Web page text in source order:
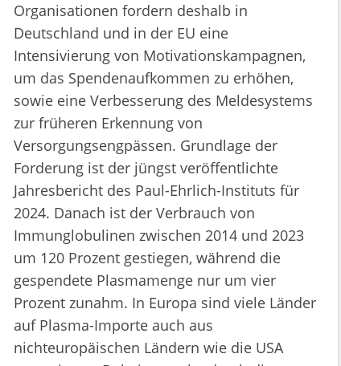
Organisationen fordern deshalb in
Deutschland und in der EU eine
Intensivierung von Motivationskampagnen,
um das Spendenaufkommen zu erhöhen,
sowie eine Verbesserung des Meldesystems
zur früheren Erkennung von
Versorgungsengpässen. Grundlage der
Forderung ist der jüngst veröffentlichte
Jahresbericht des Paul-Ehrlich-Instituts für
2024. Danach ist der Verbrauch von
Immunglobulinen zwischen 2014 und 2023
um 120 Prozent gestiegen, während die
gespendete Plasmamenge nur um vier
Prozent zunahm. In Europa sind viele Länder
auf Plasma-Importe auch aus
nichteuropäischen Ländern wie die USA